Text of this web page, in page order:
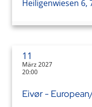
Heiligenwiesen 6,
11
März 2027
20:00
Eivør -